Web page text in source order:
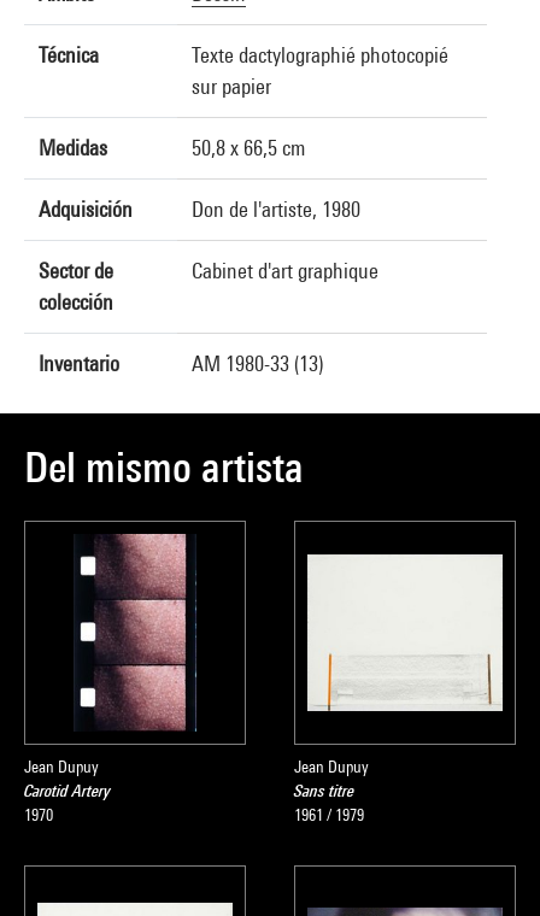
Técnica
Texte dactylographié photocopié
sur papier
Medidas 50,8 x 66,5 cm
Adquisición Don de l'artiste, 1980
Sector de
colección
Cabinet d'art graphique
Inventario AM 1980-33 (13)
Del mismo artista
Jean Dupuy
Carotid Artery
1970
Jean Dupuy
Sans titre
1961 / 1979